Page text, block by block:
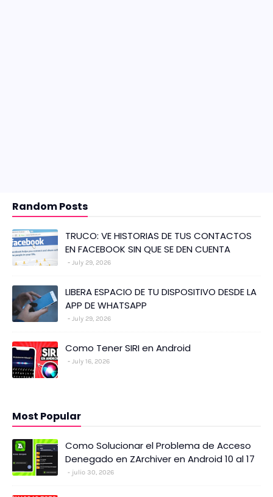
Random Posts
TRUCO: VE HISTORIAS DE TUS CONTACTOS
EN FACEBOOK SIN QUE SE DEN CUENTA
July 29, 2026
LIBERA ESPACIO DE TU DISPOSITIVO DESDE LA
APP DE WHATSAPP
July 29, 2026
Como Tener SIRI en Android
July 16, 2026
Most Popular
Como Solucionar el Problema de Acceso
Denegado en ZArchiver en Android 10 al 17
julio 30, 2026